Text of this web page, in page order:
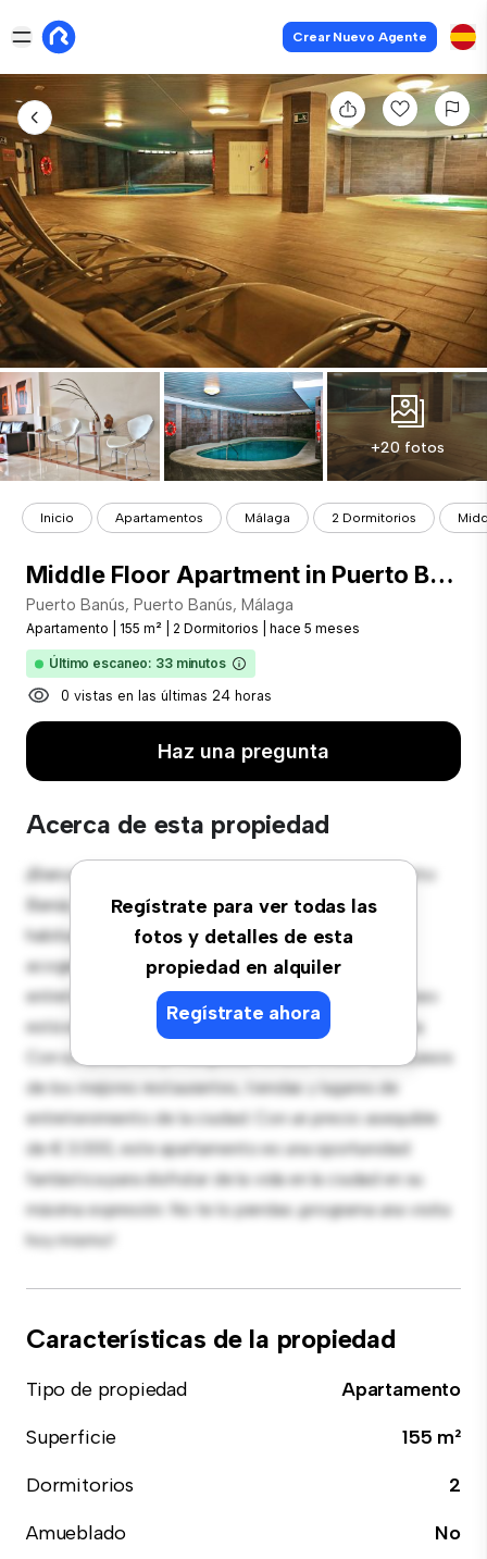
Crear Nuevo Agente
+20 fotos
Inicio Apartamentos Málaga 2 Dormitorios
Middle Floor Apartment in Puerto Banús
Puerto Banús, Puerto Banús, Málaga
Apartamento 155 m² 2 Dormitorios hace 5 meses
Último escaneo: 33 minutos
0 vistas en las últimas 24 horas
Haz una pregunta
Acerca de esta propiedad
Regístrate para ver todas las
fotos y detalles de esta
propiedad en alquiler
Regístrate ahora
¡Bienvenido a tu nuevo hogar en Puerto Banús, Puerto
Banús, Málaga! Este moderno apartamento de 2
habitaciones ofrece un espacio de vida elegante y
acogedor. El diseño diáfano es perfecto para el
entretenimiento, y la cocina de estilo contemporáneo
está equipada con electrodomésticos de gama alta.
Con su ubicación privilegiada, estarás a solo unos pasos
de los mejores restaurantes, tiendas y lugares de
entretenimiento de la ciudad. Con un precio asequible
de € 3.000, este apartamento es una oportunidad
fantástica para disfrutar de la vida en la ciudad en su
máxima expresión. No te lo pierdas: ¡programa una visita
hoy mismo!
Características de la propiedad
Tipo de propiedad
Apartamento
Superficie
155 m²
Dormitorios
2
Amueblado
No